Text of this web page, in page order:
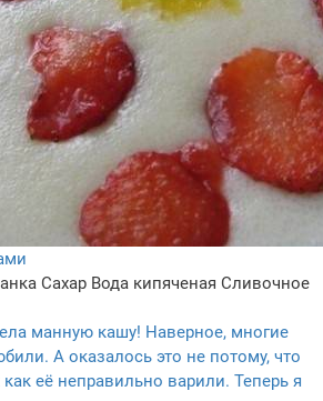
Сахар Вода кипяченая Сливочное
манную кашу! Наверное, многие
А оказалось это не потому, что
как её неправильно варили. Теперь я